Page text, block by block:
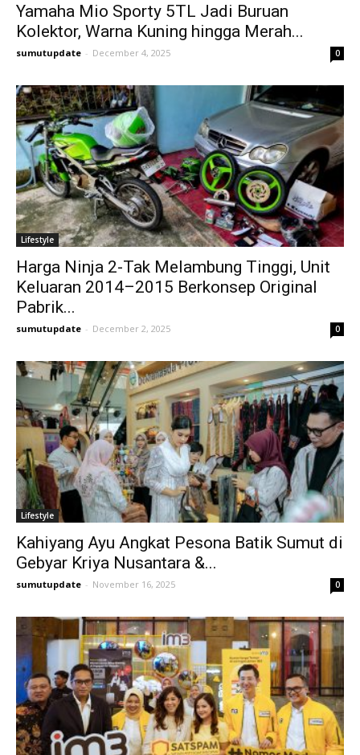
Yamaha Mio Sporty 5TL Jadi Buruan
Kolektor, Warna Kuning hingga Merah...
sumutupdate - December 4, 2025 0
Lifestyle
Harga Ninja 2-Tak Melambung Tinggi, Unit
Keluaran 2014–2015 Berkonsep Original
Pabrik...
sumutupdate - December 2, 2025 0
Lifestyle
Kahiyang Ayu Angkat Pesona Batik Sumut di
Gebyar Kriya Nusantara &...
sumutupdate - November 16, 2025 0